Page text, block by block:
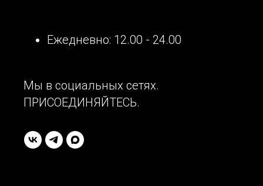
Ежедневно: 12.00 - 24.00
Мы в социальных сетях.
ПРИСОЕДИНЯЙТЕСЬ.